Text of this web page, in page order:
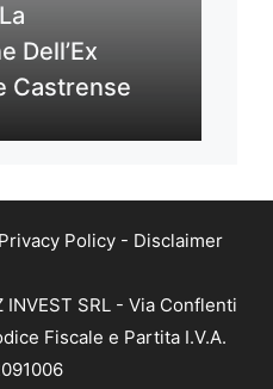
Dell’Ex
Castrense
Privacy Policy - Disclaimer
SRL - Via Conflenti
Fiscale e Partita I.V.A.